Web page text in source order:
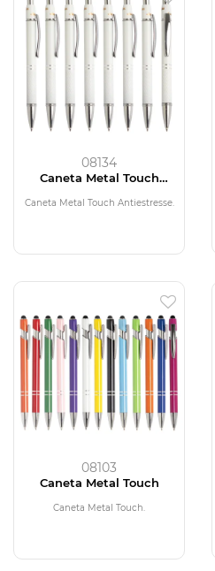
08134
Caneta Metal Touch
Caneta Metal Touch Antiestresse.
08103
Caneta Metal Touch
Caneta Metal Touch.